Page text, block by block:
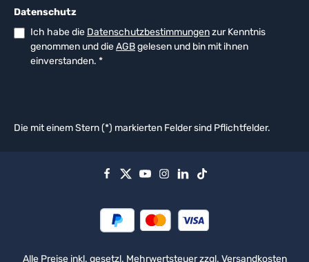
Datenschutz
Ich habe die Datenschutzbestimmungenzur Kenntnis
genommen und dieAGBgelesen und bin mit ihnen
einverstanden. *
Die mit einem Stern (*) markierten Felder sind Pflichtfelder.
Alle Preise inkl. gesetzl. Mehrwertsteuer zzgl. Versandkosten